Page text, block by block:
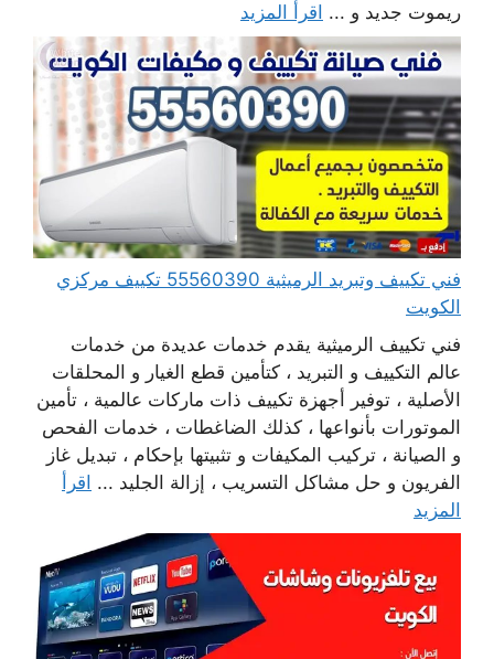
ريموت جديد و ... اقرأ المزيد
فني تكييف وتبريد الرميثية 55560390 تكييف مركزي
الكويت
فني تكييف الرميثية يقدم خدمات عديدة من خدمات
عالم التكييف و التبريد ، كتأمين قطع الغيار و المحلقات
الأصلية ، توفير أجهزة تكييف ذات ماركات عالمية ، تأمين
الموتورات بأنواعها ، كذلك الضاغطات ، خدمات الفحص
و الصيانة ، تركيب المكيفات و تثبيتها بإحكام ، تبديل غاز
الفريون و حل مشاكل التسريب ، إزالة الجليد ... اقرأ
المزيد